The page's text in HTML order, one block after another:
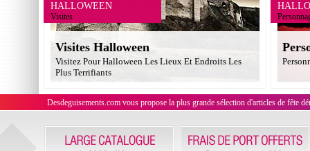
HALLOWEEN
Visites
Visites Halloween
Visitez Pour Halloween Les Lieux Et Endroits Les
Plus Terrifiants
Desdeguisements.com vous propose la plus grande sélection d'articles de fête